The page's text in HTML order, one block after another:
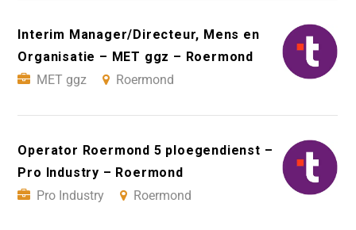
Interim Manager/Directeur, Mens en
Organisatie – MET ggz – Roermond
MET ggz
Roermond
Operator Roermond 5 ploegendienst –
Pro Industry – Roermond
Pro Industry
Roermond